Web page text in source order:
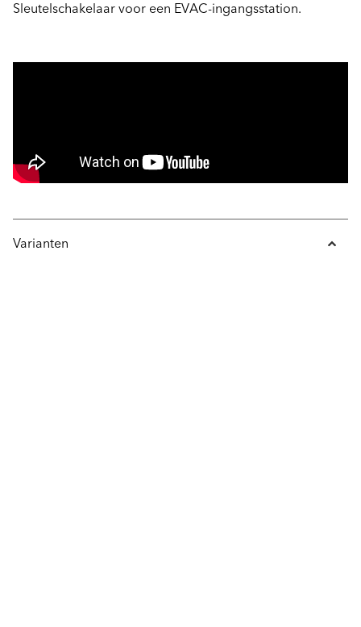
Sleutelschakelaar voor een EVAC-ingangsstation.
Varianten